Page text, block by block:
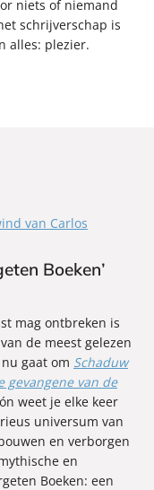
niets of niemand
schrijverschap is
alles: plezier.
Boeken’
mag ontbreken is
de meest gelezen
gaat om Schaduw
gevangene van de
weet je elke keer
universum van
en verborgen
en
Boeken: een